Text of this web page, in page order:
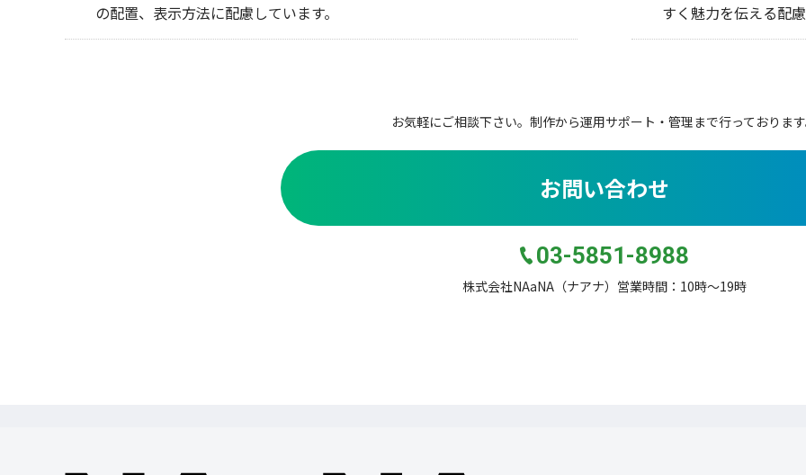
の配置、表示方法に配慮しています。
すく魅力を伝える配
お気軽にご相談下さい。 制作から運用サポート・管理まで行っておりま
お問い合わせ
03-5851-8988
株式会社NAaNA（ナアナ）営業時間：10時〜19時